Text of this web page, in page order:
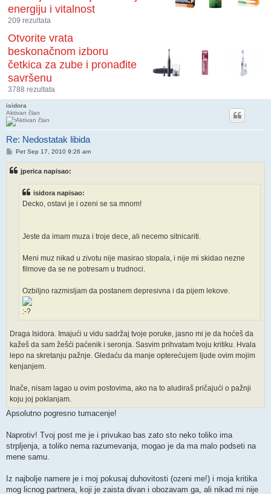
energiju i vitalnost
209 rezultata
Otvorite vrata
beskonačnom izboru
četkica za zube i pronađite
savršenu
3788 rezultata
isidora
Aktivan član
Re: Nedostatak libida
Post
Pet Sep 17, 2010 9:26 am
jperica napisao:
isidora napisao:
Decko, ostavi je i ozeni se sa mnom!
Jeste da imam muza i troje dece, ali necemo sitnicariti.
Meni muz nikad u zivotu nije masirao stopala, i nije mi skidao nezne
filmove da se ne potresam u trudnoci.
Ozbiljno razmisljam da postanem depresivna i da pijem lekove.
Draga Isidora. Imajući u vidu sadržaj tvoje poruke, jasno mi je da hoćeš da
kažeš da sam žešći paćenik i seronja. Sasvim prihvatam tvoju kritiku. Hvala
lepo na skretanju pažnje. Gledaću da manje opterećujem ljude ovim mojim
kenjanjem.
Inače, nisam lagao u ovim postovima, ako na to aludiraš pričajući o pažnji
koju joj poklanjam.
Apsolutno pogresno tumacenje!
Naprotiv! Tvoj post me je i privukao bas zato sto neko toliko ima
strpljenja, a toliko nema razumevanja, mogao je da ma malo podseti na
mene samu.
Iz najbolje namere je i moj pokusaj duhovitosti (ozeni me!) i moja kritika
mog licnog partnera, koji je zaista divan i obozavam ga, ali nikad mi nije